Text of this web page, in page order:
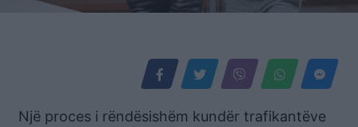
Një proces i rëndësishëm kundër trafikantëve